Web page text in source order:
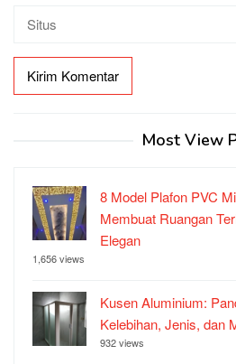
Most View
8 Model Plafon PVC
Membuat Ruangan
Elegan
1,656 views
Kusen Aluminium:
Kelebihan, Jenis, dan
932 views